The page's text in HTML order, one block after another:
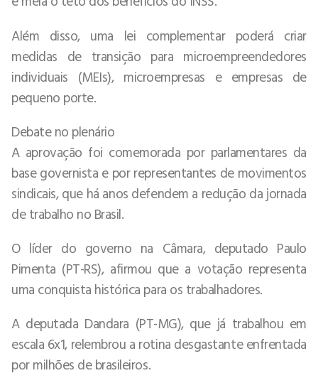
Além disso, uma lei complementar poderá criar
medidas de transição para microempreendedores
individuais (MEIs), microempresas e empresas de
pequeno porte.
Debate no plenário
A aprovação foi comemorada por parlamentares da
base governista e por representantes de movimentos
sindicais, que há anos defendem a redução da jornada
de trabalho no Brasil.
O líder do governo na Câmara, deputado Paulo
Pimenta (PT-RS), afirmou que a votação representa
uma conquista histórica para os trabalhadores.
A deputada Dandara (PT-MG), que já trabalhou em
escala 6x1, relembrou a rotina desgastante enfrentada
por milhões de brasileiros.